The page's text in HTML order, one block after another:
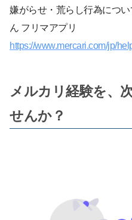
嫌がらせ・荒らし行為につ
ん フリマアプリ
https://www.mercari.com/jp/
メルカリ経験を、
せんか？